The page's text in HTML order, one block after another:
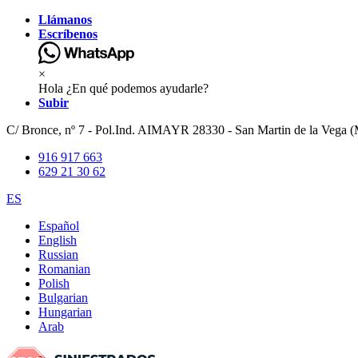
Llámanos
Escríbenos
×
Hola ¿En qué podemos ayudarle?
Subir
C/ Bronce, nº 7 - Pol.Ind. AIMAYR 28330 - San Martin de la Vega
916 917 663
629 21 30 62
ES
Español
English
Russian
Romanian
Polish
Bulgarian
Hungarian
Arab